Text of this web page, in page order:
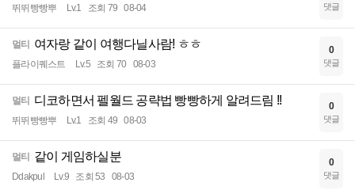
뛰뛰빵빵뿌 Lv.1 조회 79 08-04 댓글
멀티 여자랑 같이 여행다닐사람! ㅎㅎ
플라이퀘스트 Lv.5 조회 70 08-03
0
댓글
멀티 디코하면서 펠월드 공략법 빵빵하게 알려드림 !!
뛰뛰빵빵뿌 Lv.1 조회 49 08-03
0
댓글
멀티 같이 게임하실분
Ddakpul Lv.9 조회 53 08-03
0
댓글